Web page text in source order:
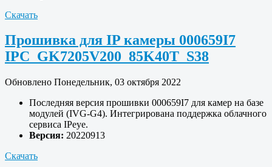
Скачать
Прошивка для IP камеры 000659I7
IPC_GK7205V200_85K40T_S38
Обновлено Понедельник, 03 октября 2022
Последняя версия прошивки 000659I7 для камер на базе
модулей (IVG-G4). Интегрирована поддержка облачного
сервиса IPeye.
Версия: 20220913
Скачать